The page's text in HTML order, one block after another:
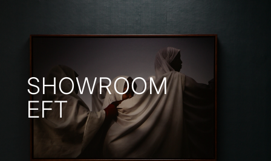
SHOWROOM
EFT